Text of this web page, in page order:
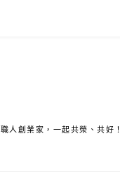
人創業家，一起共榮、共好！